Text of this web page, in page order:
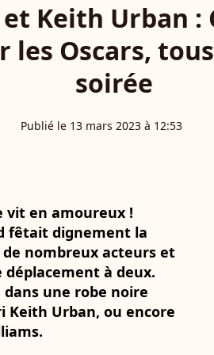
Keith Urban :
Oscars,
soirée
Publié le 13 mars 2023 à 12:53
vit en amoureux !
fêtait dignement la
nombreux acteurs et
à deux.
une robe noire
Keith Urban, ou encore